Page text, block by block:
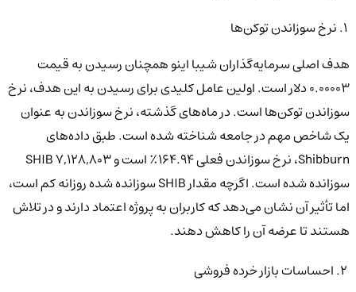
هدف اصلی سرمایه‌گذاران شیبا اینو همچنان رسیدن به قیمت
۰.۰۰۰۰۳ دلار است. اولین عامل کلیدی برای رسیدن به این هدف، نرخ
سوزاندن توکن‌ها است. در ماه‌های گذشته، نرخ سوزاندن به عنوان
یک شاخص مهم در جامعه شناخته شده است. طبق داده‌های
Shibburn، نرخ سوزاندن فعلی ۱۶۴.۹۴٪ است و ۷,۱۲۸,۸۰۳ SHIB
سوزانده شده است. اگرچه مقدار SHIB سوزانده شده روزانه کم است،
اما تأثیر آن نشان می‌دهد که کاربران به پروژه اعتماد دارند و در تلاش
هستند تا عرضه آن را کاهش دهند.